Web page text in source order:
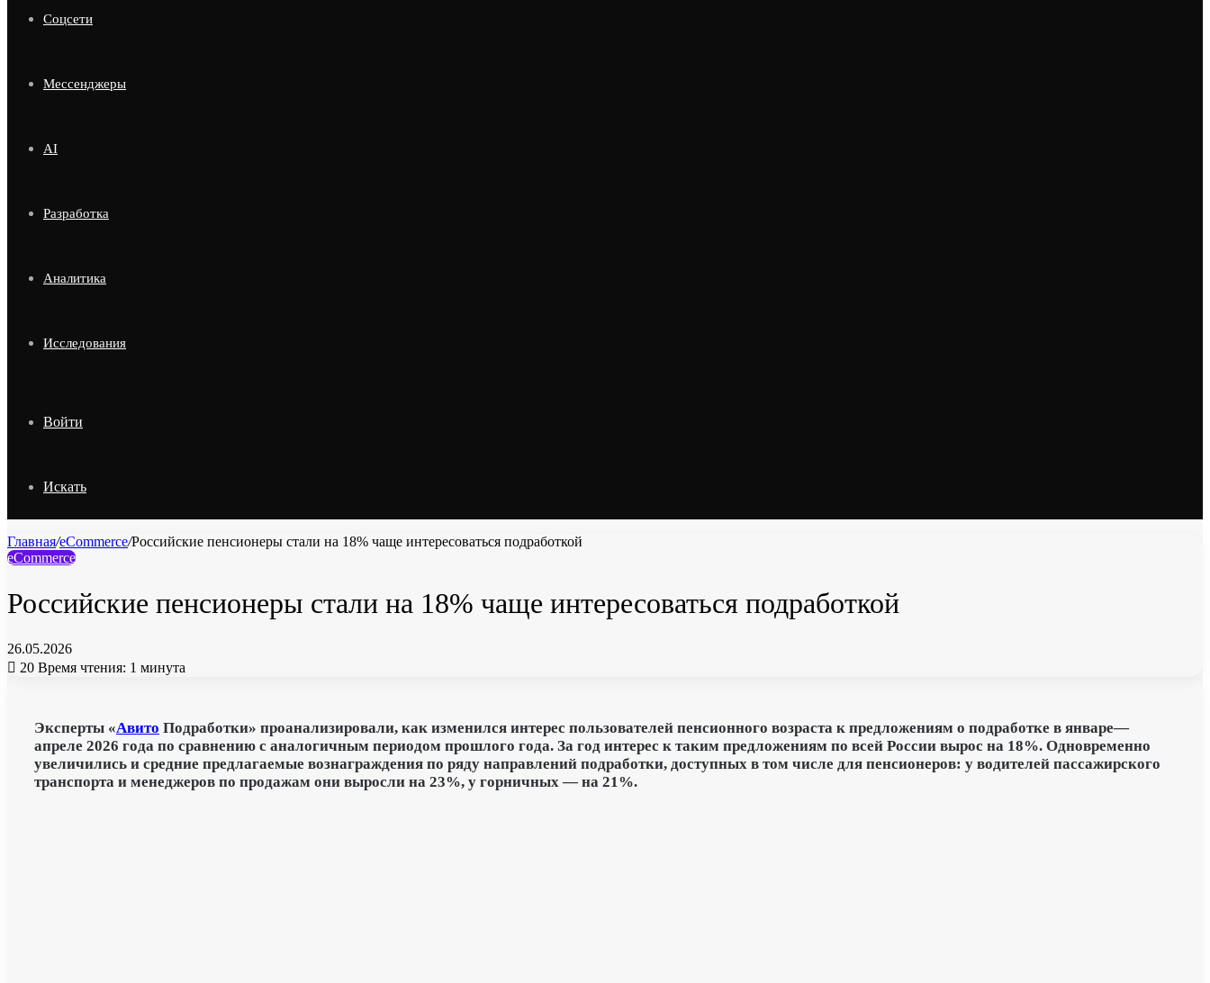
Соцсети
Мессенджеры
AI
Разработка
Аналитика
Исследования
Войти
Искать
Главная/eCommerce/Российские пенсионеры стали на 18% чаще интересоваться подработкой
eCommerce
Российские пенсионеры стали на 18% чаще интересоваться подработкой
26.05.2026
20 Время чтения: 1 минута
Эксперты «Авито Подработки» проанализировали, как изменился интерес пользователей пенсионного возраста к предложениям о подработке в январе—
апреле 2026 года по сравнению с аналогичным периодом прошлого года. За год интерес к таким предложениям по всей России вырос на 18%. Одновременно
увеличились и средние предлагаемые вознаграждения по ряду направлений подработки, доступных в том числе для пенсионеров: у водителей пассажирского
транспорта и менеджеров по продажам они выросли на 23%, у горничных — на 21%.